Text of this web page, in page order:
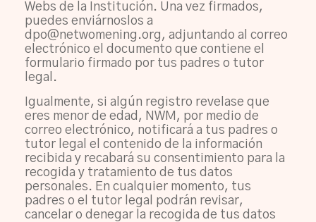
Webs de la Institución. Una vez firmados,
puedes enviárnoslos a
dpo@netwomening.org, adjuntando al correo
electrónico el documento que contiene el
formulario firmado por tus padres o tutor
legal.
Igualmente, si algún registro revelase que
eres menor de edad, NWM, por medio de
correo electrónico, notificará a tus padres o
tutor legal el contenido de la información
recibida y recabará su consentimiento para la
recogida y tratamiento de tus datos
personales. En cualquier momento, tus
padres o el tutor legal podrán revisar,
cancelar o denegar la recogida de tus datos